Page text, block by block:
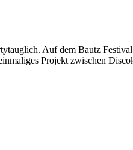
Auf dem Bautz
Projekt zwischen